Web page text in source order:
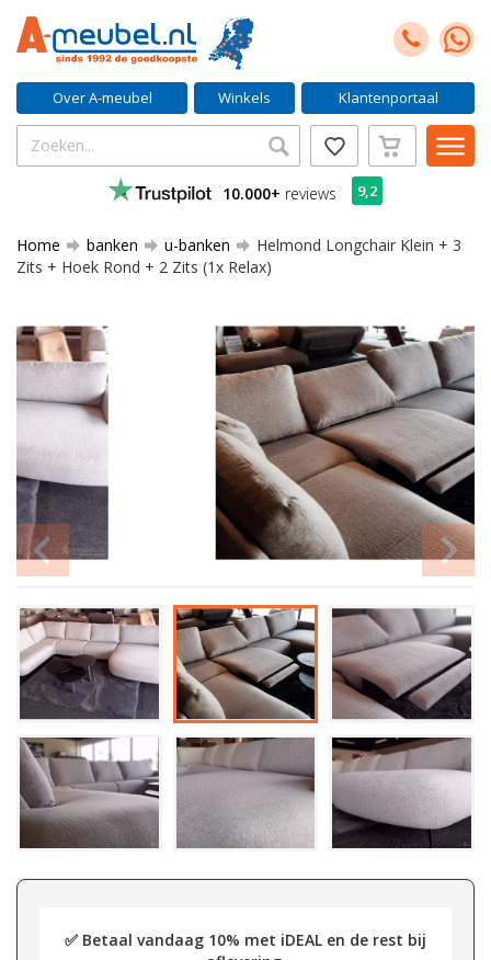
Over A-meubel Winkels Klantenportaal
10.000+ reviews 9,2
Home banken u-banken
Helmond Longchair Klein + 3
Zits + Hoek Rond + 2 Zits (1x Relax)
✅ Betaal vandaag 10% met iDEAL en de rest bij